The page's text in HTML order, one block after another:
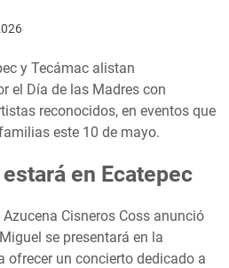
y Tecámac alistan
el Día de las Madres con
reconocidos, en eventos que
este 10 de mayo.
en Ecatepec
Cisneros Coss anunció
se presentará en la
ofrecer un concierto dedicado a